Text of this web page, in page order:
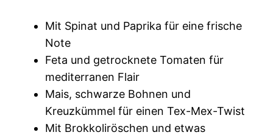
Mit Spinat und Paprika für eine frische
Note
Feta und getrocknete Tomaten für
mediterranen Flair
Mais, schwarze Bohnen und
Kreuzkümmel für einen Tex-Mex-Twist
Mit Brokkoliröschen und etwas